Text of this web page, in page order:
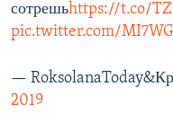
сотрешьhttps://t.co/
pic.twitter.com/
—
2019